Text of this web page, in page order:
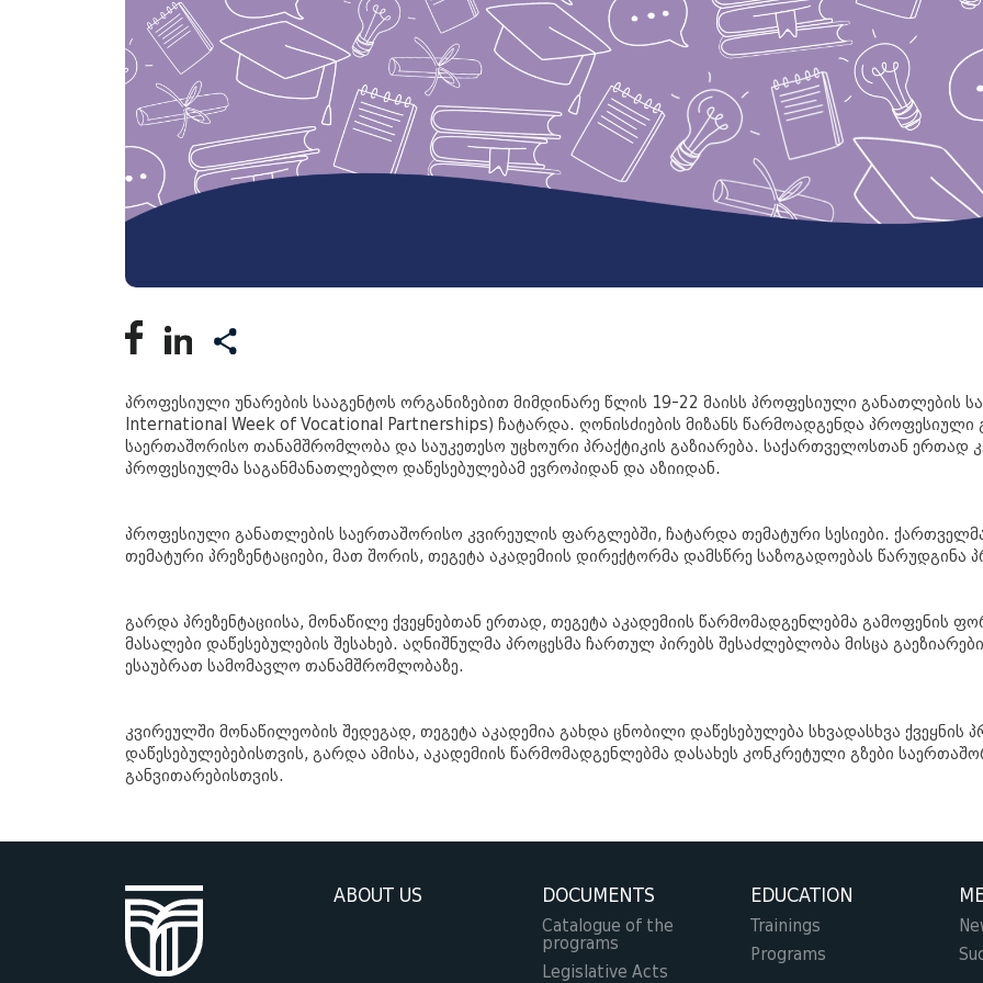
პროფესიული უნარების სააგენტოს ორგანიზებით მიმდინარე წლის 19-22 მაისს პროფესიული განათლების
International Week of Vocational Partnerships) ჩატარდა. ღონისძიების მიზანს წარმოადგენდა პროფესიული
საერთაშორისო თანამშრომლობა და საუკეთესო უცხოური პრაქტიკის გაზიარება. საქართველოსთან ერთად
პროფესიულმა საგანმანათლებლო დაწესებულებამ ევროპიდან და აზიიდან.
პროფესიული განათლების საერთაშორისო კვირეულის ფარგლებში, ჩატარდა თემატური სესიები.
თემატური პრეზენტაციები, მათ შორის, თეგეტა აკადემიის დირექტორმა დამსწრე საზოგადოებას წარუდგინა
გარდა პრეზენტაციისა, მონაწილე ქვეყნებთან ერთად, თეგეტა აკადემიის წარმომადგენლებმა გამოფენის
მასალები დაწესებულების შესახებ. აღნიშნულმა პროცესმა ჩართულ პირებს შესაძლებლობა მისცა
ესაუბრათ სამომავლო თანამშრომლობაზე.
კვირეულში მონაწილეობის შედეგად, თეგეტა აკადემია გახდა ცნობილი დაწესებულება სხვადასხვა
დაწესებულებებისთვის, გარდა ამისა, აკადემიის წარმომადგენლებმა დასახეს კონკრეტული გზები
განვითარებისთვის.
ABOUT US DOCUMENTS
Catalogue of the
programs
Legislative Acts
EDUCATION
Trainings
Programs